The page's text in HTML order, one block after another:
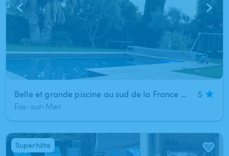
Belle et grande piscine au sud de la France à 10min d'Istres (Fos-sur-Mer)
5
Fos-sur-Mer
1/5
Superhôte